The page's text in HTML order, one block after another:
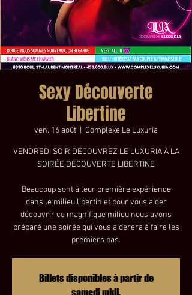
Sexy Découverte
Libertine
ven. 16 août Complexe Le Luxuria
VENDREDI SOIR DÉCOUVREZ LE LUXURIA À LA
SOIRÉE DÉCOUVERTE LIBERTINE
Beaucoup sont à leur première expérience
dans le milieu libertin et pour vous aider
découvrir ce magnifique milieu nous avons
préparé une soirée qui vous aiderera à faire les
premiers pas.
Billets disponibles à partir de
samedi midi.